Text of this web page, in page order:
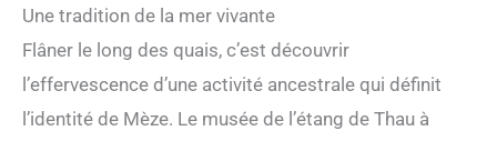
Une tradition de la mer vivante
Flâner le long des quais, c’est découvrir
l’effervescence d’une activité ancestrale qui définit
l’identité de Mèze. Le musée de l’étang de Thau à